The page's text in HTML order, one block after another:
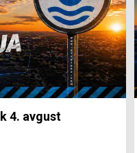
4. avgust